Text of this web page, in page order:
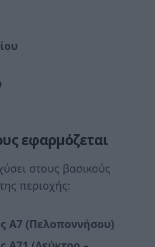
εφαρμόζεται
στους βασικούς
περιοχής:
Α7 (Πελοποννήσου)